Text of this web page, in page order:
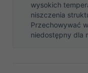
wysokich
niszczenia
Przechowywać
niedostępny dla